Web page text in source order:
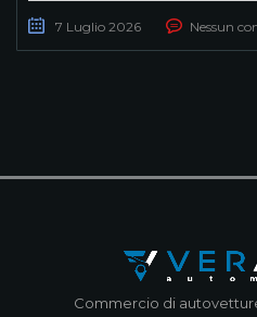
7 Luglio 2026 Nessun
Commercio di